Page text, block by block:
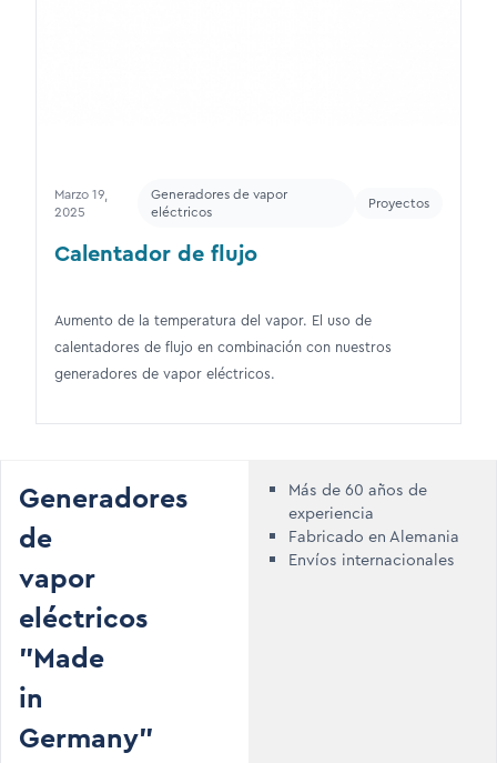
Marzo 19,
2025
Generadores de vapor
eléctricos
Proyectos
Calentador de flujo
Aumento de la temperatura del vapor. El uso de
calentadores de flujo en combinación con nuestros
generadores de vapor eléctricos.
Generadores
de
vapor
eléctricos
"Made
in
Germany"
Más de 60 años de
experiencia
Fabricado en Alemania
Envíos internacionales